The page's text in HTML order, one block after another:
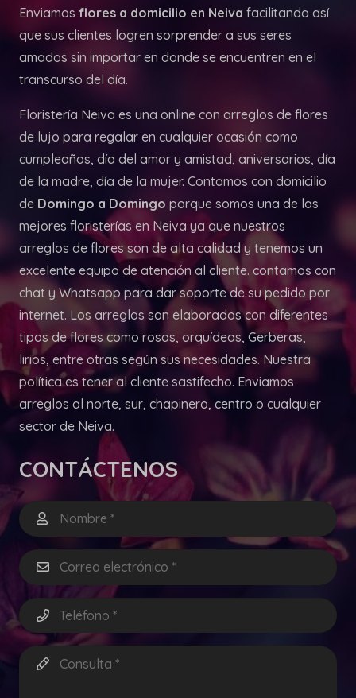
Enviamos flores a domicilio en Neiva facilitando así
que sus clientes logren sorprender a sus seres
amados sin importar en donde se encuentren en el
transcurso del día.
Floristería Neiva es una online con arreglos de flores
de lujo para regalar en cualquier ocasión como
cumpleaños, día del amor y amistad, aniversarios, día
de la madre, día de la mujer. Contamos con domicilio
de Domingo a Domingo porque somos una de las
mejores floristerías en Neiva ya que nuestros
arreglos de flores son de alta calidad y tenemos un
excelente equipo de atención al cliente. contamos con
chat y Whatsapp para dar soporte de su pedido por
internet. Los arreglos son elaborados con diferentes
tipos de flores como rosas, orquídeas, Gerberas,
lirios, entre otras según sus necesidades. Nuestra
política es tener al cliente sastifecho. Enviamos
arreglos al norte, sur, chapinero, centro o cualquier
sector de Neiva.
CONTÁCTENOS